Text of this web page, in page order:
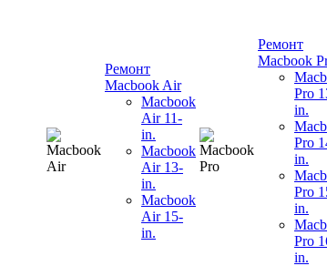
Ремонт
Macbook Air
Macbook
Air 11-
in.
Macbook
Air 13-
in.
Macbook
Air 15-
in.
Ремонт
Macbook
Pro
in.
Pro
in.
Pro
in.
Pro
in.